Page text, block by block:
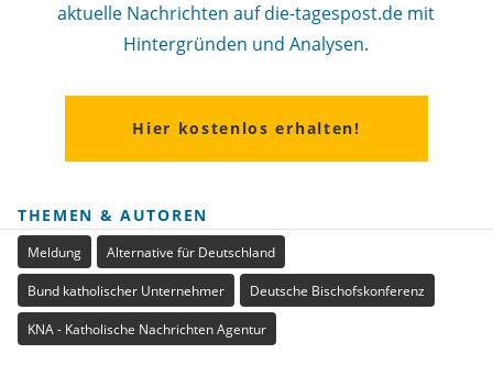
aktuelle Nachrichten auf die-tagespost.de mit
Hintergründen und Analysen.
Hier kostenlos erhalten!
THEMEN & AUTOREN
Meldung Alternative für Deutschland
Bund katholischer Unternehmer Deutsche Bischofskonferenz
KNA - Katholische Nachrichten Agentur